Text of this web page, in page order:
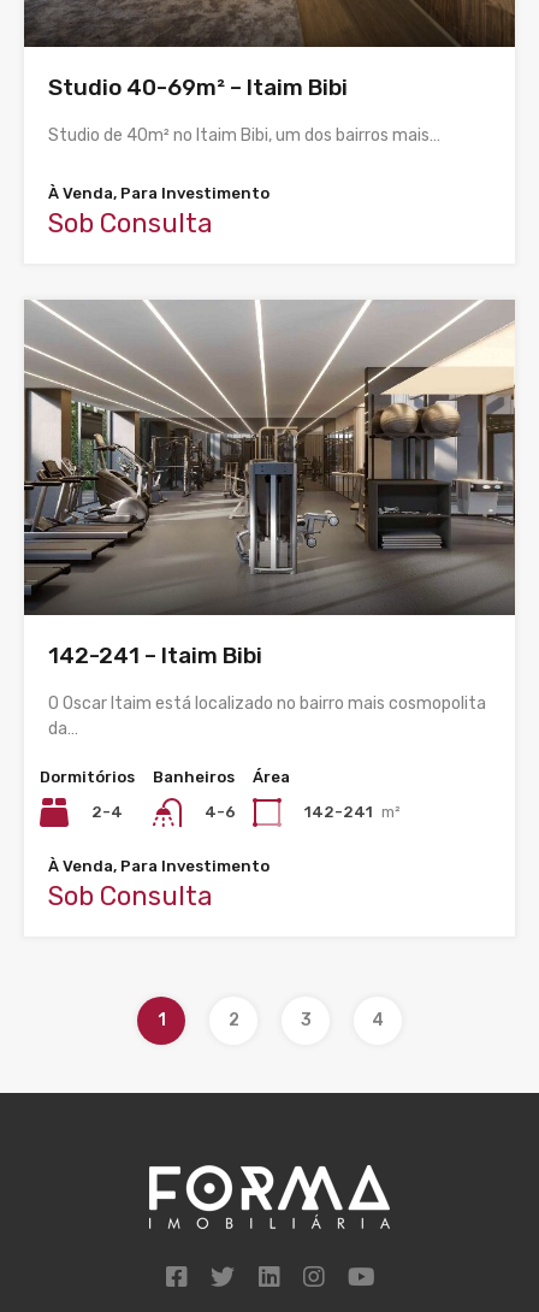
Studio 40-69m² – Itaim Bibi
Studio de 40m² no Itaim Bibi, um dos bairros mais…
À Venda, Para Investimento
Sob Consulta
142-241 – Itaim Bibi
O Oscar Itaim está localizado no bairro mais cosmopolita
da…
Dormitórios
2-4
Banheiros
4-6
Área
142-241 m²
À Venda, Para Investimento
Sob Consulta
1 2 3 4